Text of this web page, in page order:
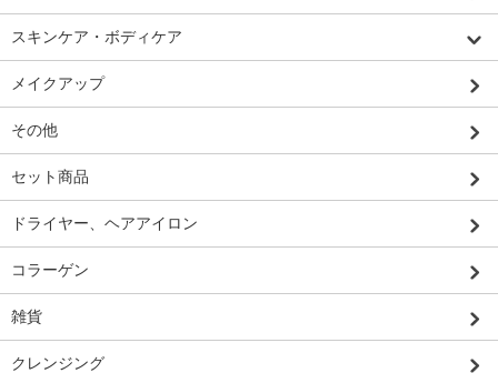
スキンケア・ボディケア
メイクアップ
その他
セット商品
ドライヤー、ヘアアイロン
コラーゲン
雑貨
クレンジング